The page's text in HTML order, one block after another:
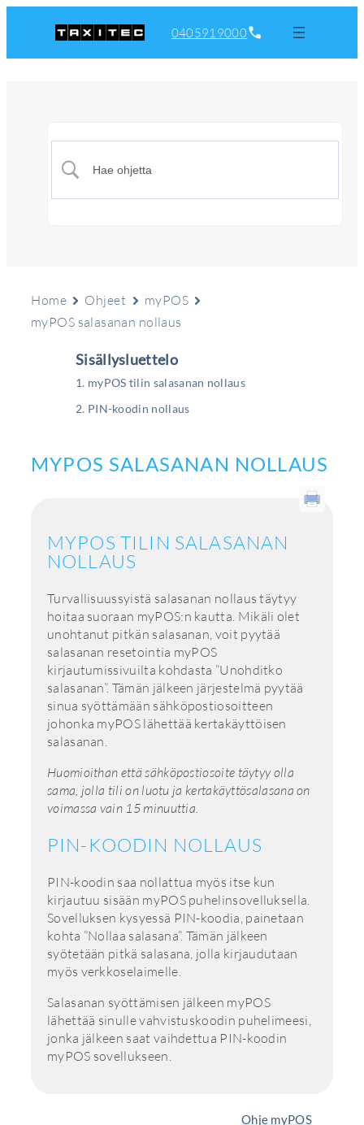
0405919000
Home Ohjeet
myPOS
myPOS salasanan nollaus
Sisällysluettelo
myPOS tilin salasanan nollaus
PIN-koodin nollaus
MYPOS SALASANAN NOLLAUS
MYPOS TILIN SALASANAN
NOLLAUS
Turvallisuussyistä salasanan nollaus täytyy
hoitaa suoraan myPOS:n kautta. Mikäli olet
unohtanut pitkän salasanan, voit pyytää
salasanan resetointia myPOS
kirjautumissivuilta kohdasta ”Unohditko
salasanan”. Tämän jälkeen järjestelmä pyytää
sinua syöttämään sähköpostiosoitteen
johonka myPOS lähettää kertakäyttöisen
salasanan.
Huomioithan että sähköpostiosoite täytyy olla
sama, jolla tili on luotu ja kertakäyttösalasana on
voimassa vain 15 minuuttia.
PIN-KOODIN NOLLAUS
PIN-koodin saa nollattua myös itse kun
kirjautuu sisään myPOS puhelinsovelluksella.
Sovelluksen kysyessä PIN-koodia, painetaan
kohta ”Nollaa salasana”. Tämän jälkeen
syötetään pitkä salasana, jolla kirjaudutaan
myös verkkoselaimelle.
Salasanan syöttämisen jälkeen myPOS
lähettää sinulle vahvistuskoodin puhelimeesi,
jonka jälkeen saat vaihdettua PIN-koodin
myPOS sovellukseen.
Ohje myPOS